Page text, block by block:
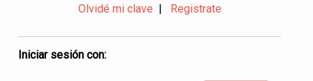
Olvidé mi clave Registrate
Iniciar sesión con: